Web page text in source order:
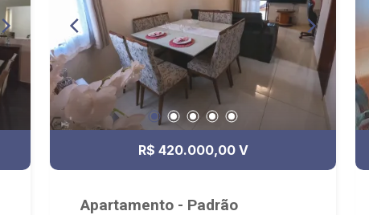
R$ 420.000,00 V
Apartamento - Padrão